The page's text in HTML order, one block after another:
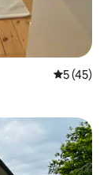
5 de uma
5 (45)